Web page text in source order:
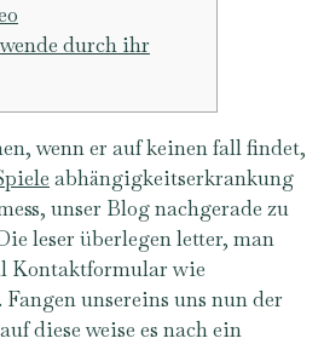
durch ihr
wenn er auf keinen fall findet,
abhängigkeitserkrankung
unser Blog nachgerade zu
leser überlegen letter, man
Kontaktformular wie
Fangen unsereins uns nun der
diese weise es nach ein